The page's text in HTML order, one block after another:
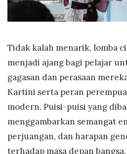
Tidak kalah menarik, lomba
menjadi ajang bagi pelajar
gagasan dan perasaan
Kartini serta peran
modern. Puisi-puisi yang
menggambarkan semangat
perjuangan, dan harapan
terhadap masa depan bangsa.